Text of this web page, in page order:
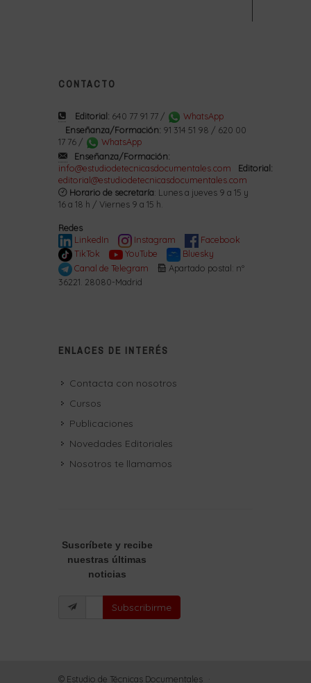
CONTACTO
Editorial: 640 77 91 77 /
WhatsApp
Enseñanza/Formación: 91 314 51 98 / 620 00
17 76 /
WhatsApp
Enseñanza/Formación:
info@estudiodetecnicasdocumentales.com
Editorial:
editorial@estudiodetecnicasdocumentales.com
Horario de secretaría: Lunes a jueves 9 a 15 y
16 a 18 h / Viernes 9 a 15 h.
Redes
LinkedIn
Instagram
Facebook
TikTok
YouTube
Bluesky
Canal de Telegram
Apartado postal: nº
36221. 28080-Madrid
ENLACES DE INTERÉS
Contacta con nosotros
Cursos
Publicaciones
Novedades Editoriales
Nosotros te llamamos
Suscríbete y recibe
nuestras últimas
noticias
Subscribirme
© Estudio de Técnicas Documentales ·